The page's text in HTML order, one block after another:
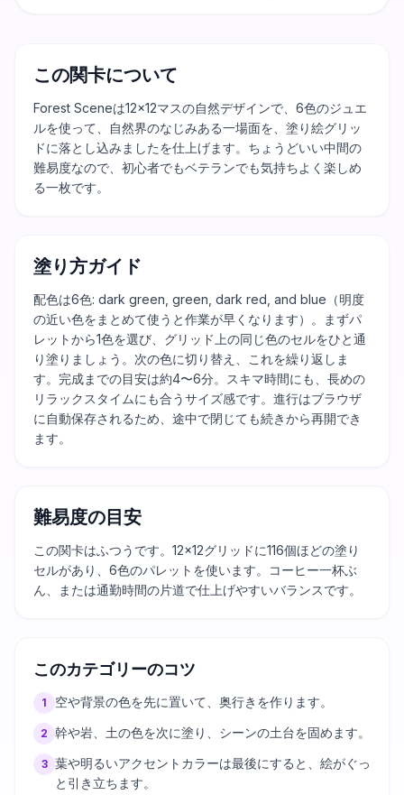
この関卡について
Forest Sceneは12×12マスの自然デザインで、6色のジュエ
ルを使って、自然界のなじみある一場面を、塗り絵グリッ
ドに落とし込みましたを仕上げます。ちょうどいい中間の
難易度なので、初心者でもベテランでも気持ちよく楽しめ
る一枚です。
塗り方ガイド
配色は6色: dark green, green, dark red, and blue（明度
の近い色をまとめて使うと作業が早くなります）。まずパ
レットから1色を選び、グリッド上の同じ色のセルをひと通
り塗りましょう。次の色に切り替え、これを繰り返しま
す。完成までの目安は約4〜6分。スキマ時間にも、長めの
リラックスタイムにも合うサイズ感です。進行はブラウザ
に自動保存されるため、途中で閉じても続きから再開でき
ます。
難易度の目安
この関卡はふつうです。12×12グリッドに116個ほどの塗り
セルがあり、6色のパレットを使います。コーヒー一杯ぶ
ん、または通勤時間の片道で仕上げやすいバランスです。
このカテゴリーのコツ
1 空や背景の色を先に置いて、奥行きを作ります。
2 幹や岩、土の色を次に塗り、シーンの土台を固めます。
3 葉や明るいアクセントカラーは最後にすると、絵がぐっ
と引き立ちます。